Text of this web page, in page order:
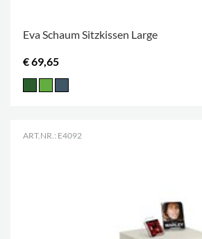
Eva Schaum Sitzkissen Large
€ 69,65
ART.NR.: E4092